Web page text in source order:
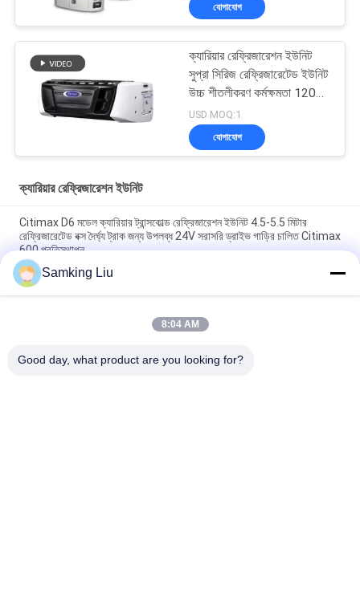
যোগাযোগ
ক্যারিয়ার রেফ্রিজারেশন ইউনিট
সুপ্রা সিরিজ রেফ্রিজারেটেড ইউনিট
উচ্চ শীতলীকরণ কর্মক্ষমতা 12000
ওয়াট এবং শক্তিশালী নকশা সহ
USD MOQ:1
যোগাযোগ
ক্যারিয়ার রেফ্রিজারেশন ইউনিট
Citimax D6 মডেল ক্যারিয়ার ট্রান্সকোল্ড রেফ্রিজারেশন ইউনিট 4.5-5.5 মিটার
রেফ্রিজারেটেড বক্স দৈর্ঘ্য ট্রাক জন্য উপলব্ধ 24V সরাসরি ড্রাইভ গাড়ির চালিত Citimax
600 প্রতিস্থাপন
ক্যারিয়ার ট্রানসিকোল্ড সিটম্যাক্স ডি৭ মডেল ৫-৬ মিটার রেফ্রিজারেটেড বক্স দৈর্ঘ্যের ট্রাকের
জন্য ২৪ভি তে উপলব্ধ
ওএসিস ২৫০ ক্যারিয়ার ট্রান্সিকোল্ড রেফ্রিজারেশন ইউনিট ৪০-৫০ ডিগ্রি পরিবেষ্টিত
Samking Liu
8:04 AM
Good day, what product are you looking for?